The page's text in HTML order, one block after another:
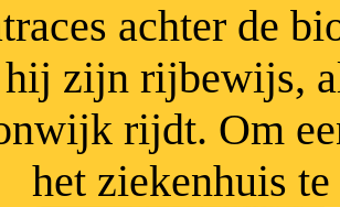
achter de
zijn rijbewijs,
rijdt. Om
het ziekenhuis